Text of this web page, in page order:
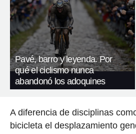
Pavé, barro y leyenda. Por
qué el ciclismo nunca
abandonó los adoquines
A diferencia de disciplinas
bicicleta el desplazamiento